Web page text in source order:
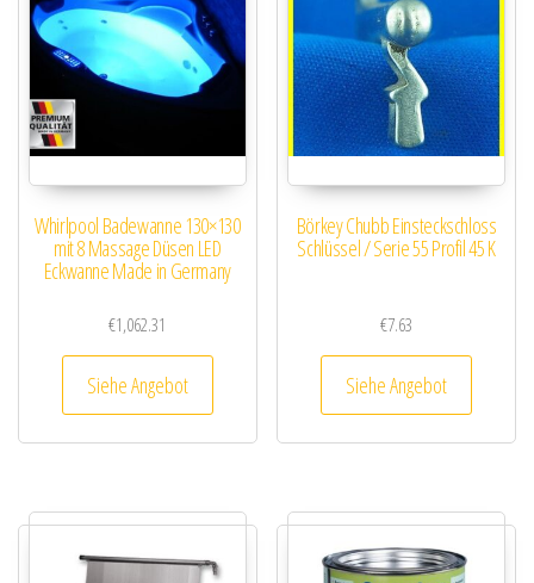
Whirlpool Badewanne 130×130
mit 8 Massage Düsen LED
Eckwanne Made in Germany
€1,062.31
Siehe Angebot
Börkey Chubb Einsteckschloss
Schlüssel / Serie 55 Profil 45 K
€7.63
Siehe Angebot